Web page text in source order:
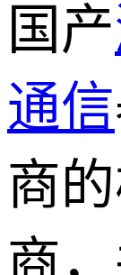
国产
通信
商